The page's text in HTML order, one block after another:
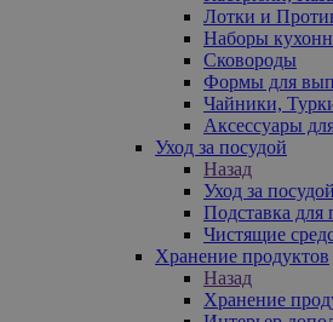
Лотки и
Наборы
Сковороды
Формы для
Чайники,
Аксессуары
Уход за посудой
Назад
Уход за посудой
Подставка для
Чистящие
Хранение продуктов
Назад
Хранение